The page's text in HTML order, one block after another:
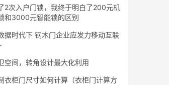
2次入户门锁，我终于明白了200元机
和3000元智能锁的区别
据时代下 钢木门企业应发力移动互联
空间，转角设计最大化利用
衣柜门尺寸如何计算（衣柜门计算方